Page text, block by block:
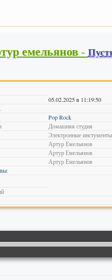
емельянов-
05.02.2025 в 11:19:50
Pop Rock
Домашняя студия
Электронные инстументы
Артур Емельянов
Артур Емельянов
Артур Емельянов
: